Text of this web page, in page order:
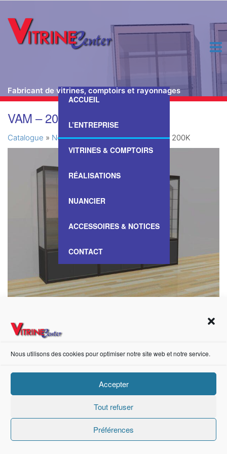
Nous utilisons des cookies pour optimiser notre site web et notre service.
Accepter
Tout refuser
Préférences
Fabricant de vitrines, comptoirs et rayonnages
ACCUEIL
L’ENTREPRISE
VITRINES & COMPTOIRS
RÉALISATIONS
NUANCIER
ACCESSOIRES & NOTICES
CONTACT
VAM – 200K
Catalogue » Nos Vitrines & Comptoirs»VAM – 200K
https://fr-fr.facebook.com/pages/category/Metal-Supplier/Vitrine-Center-1847745018840053/
Création de sites internet Advanced Informatique © 2021.